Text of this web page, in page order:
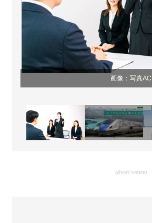
ビジネスと働き方のヒント
AI活用のいまが分かる
企業ITのトレンドを詳説
経営リーダーのコミュニティ
マーケ×ITの今がよく分かる
ITエンジニア向け専門サイト
画像： 写真AC
advertisement